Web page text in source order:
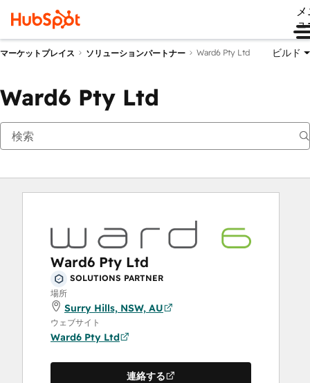
ュ
マーケットプレイス ソリューションパートナー Ward6 Pty Ltd ビルド
Ward6 Pty Ltd
Ward6 Pty Ltd
SOLUTIONS PARTNER
場所
Surry Hills, NSW, AU
ウェブサイト
Ward6 Pty Ltd
連絡する